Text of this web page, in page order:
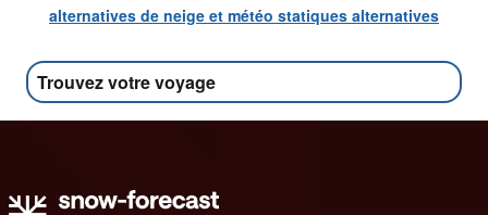
alternatives de neige et météo statiques alternatives
Trouvez votre voyage